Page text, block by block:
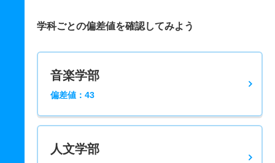
学科ごとの偏差値を確認してみよう
音楽学部
偏差値：43
人文学部